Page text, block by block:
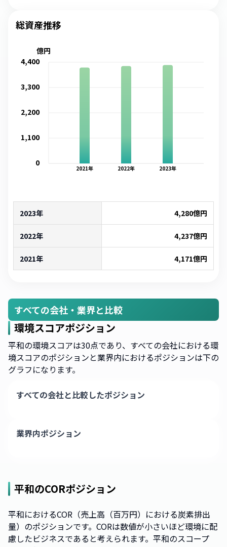
総資産推移
2021年 2022年 2023年
0
1,100
2,200
3,300
4,400
億円
2023年 4,280億円
2022年 4,237億円
2021年 4,171億円
すべての会社・業界と比較
環境スコアポジション
平和の環境スコアは30点であり、すべての会社における環
境スコアのポジションと業界内におけるポジションは下の
グラフになります。
すべての会社と比較したポジション
業界内ポジション
平和のCORポジション
平和におけるCOR（売上高（百万円）における炭素排出
量）のポジションです。CORは数値が小さいほど環境に配
慮したビジネスであると考えられます。平和のスコープ